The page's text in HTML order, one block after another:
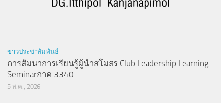
ข่าวประชาสัมพันธ์
การสัมนาการเรียนรู้ผู้นำสโมสร Club Leadership Learning
Seminarภาค 3340
5 ส.ค., 2026